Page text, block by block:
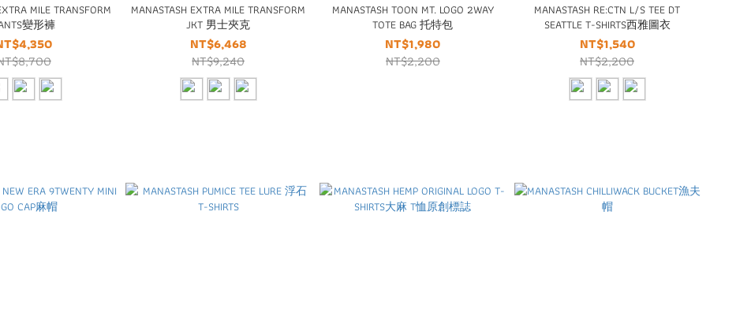
MILE TRANSFORM
變形褲
MANASTASH EXTRA MILE TRANSFORM
JKT 男士夾克
NT$6,468
NT$9,240
MANASTASH TOON MT. LOGO 2WAY
TOTE BAG 托特包
NT$1,980
NT$2,200
MANASTASH RE:CTN L/S TEE DT
SEATTLE T-SHIRTS西雅圖衣
NT$1,540
NT$2,200